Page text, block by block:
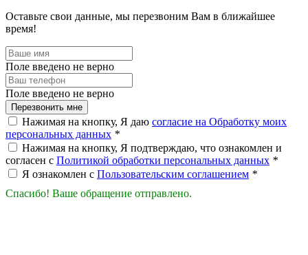
Оставьте свои данные, мы перезвоним Вам в ближайшее
время!
Поле введено не верно
Поле введено не верно
Перезвонить мне
Нажимая на кнопку, Я даю согласие на Обработку моих
персональных данных *
Нажимая на кнопку, Я подтверждаю, что ознакомлен и
согласен с Политикой обработки персональных данных *
Я ознакомлен с Пользовательским соглашением *
Спасибо! Ваше обращение отправлено.